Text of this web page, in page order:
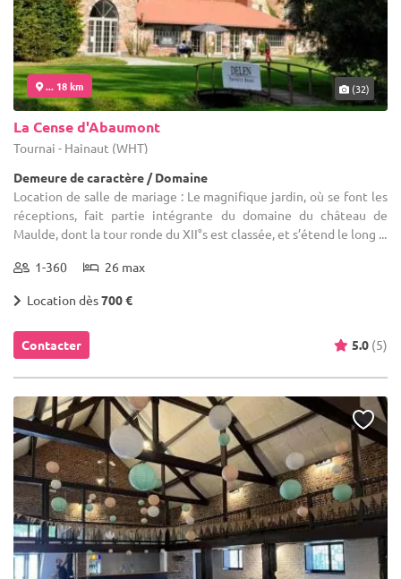
... 18 km (32)
La Cense d'Abaumont
Tournai - Hainaut (WHT)
Demeure de caractère / Domaine
Location de salle de mariage : Le magnifique jardin, où se font les
réceptions, fait partie intégrante du domaine du château de
Maulde, dont la tour ronde du XII°s est classée, et s’étend le long ...
1-360 26 max
Location dès700 €
Contacter 5.0 (5)